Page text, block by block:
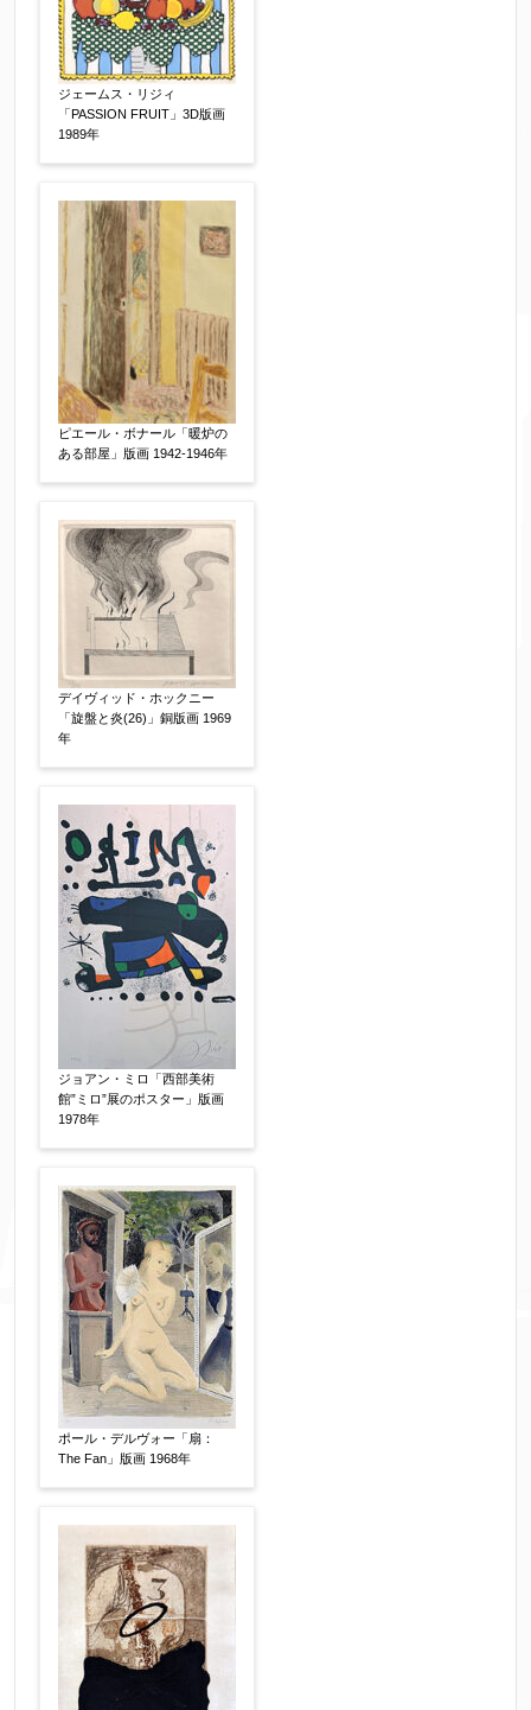
ジェームス・リジィ
「PASSION FRUIT」3D版画
1989年
ピエール・ボナール「暖炉の
ある部屋」版画 1942-1946年
デイヴィッド・ホックニー
「旋盤と炎(26)」銅版画 1969
年
ジョアン・ミロ「西部美術
館”ミロ”展のポスター」版画
1978年
ポール・デルヴォー「扇：
The Fan」版画 1968年